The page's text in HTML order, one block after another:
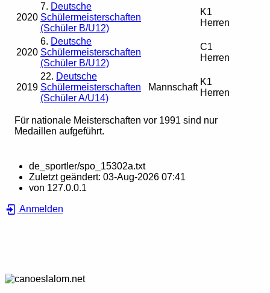
2020
7. Deutsche
Schülermeisterschaften
(Schüler B/U12)
K1
Herren
2020
6. Deutsche
Schülermeisterschaften
(Schüler B/U12)
C1
Herren
2019
22. Deutsche
Schülermeisterschaften
(Schüler A/U14)
Mannschaft
K1
Herren
Für nationale Meisterschaften vor 1991 sind nur
Medaillen aufgeführt.
de_sportler/spo_15302a.txt
Zuletzt geändert: 03-Aug-2026 07:41
von 127.0.0.1
Anmelden